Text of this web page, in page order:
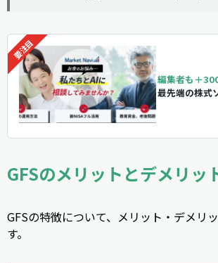
編集者も＋
最先端の株式
GFSのメリットとデメリッ
GFSの特徴について、メリット・デメリ
す。